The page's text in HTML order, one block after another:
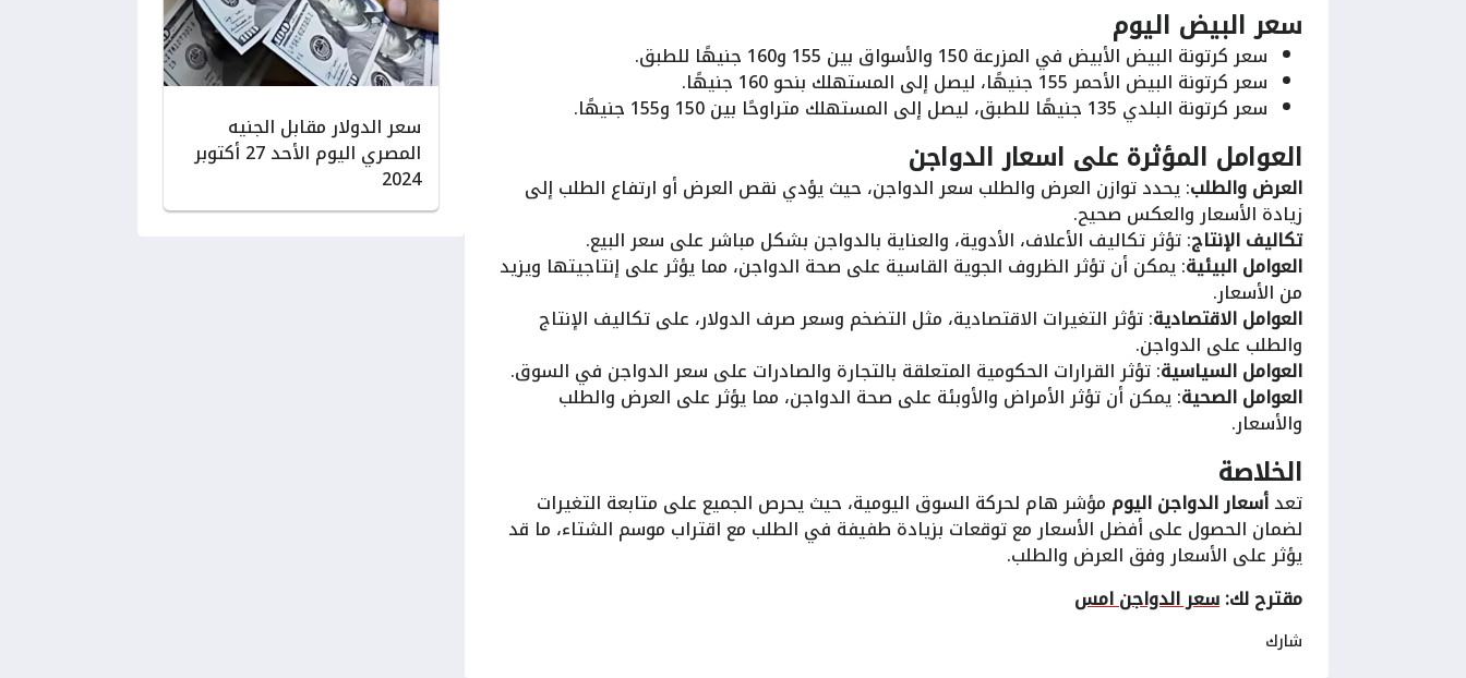
سعر الدولار مقابل الجنيه
المصري اليوم الأحد 27 أكتوبر
2024
سعر البيض اليوم
سعر كرتونة البيض الأبيض في المزرعة 150 والأسواق بين 155 و160 جنيهًا للطبق.
سعر كرتونة البيض الأحمر 155 جنيهًا، ليصل إلى المستهلك بنحو 160 جنيهًا.
سعر كرتونة البلدي 135 جنيهًا للطبق، ليصل إلى المستهلك متراوحًا بين 150 و155 جنيهًا.
العوامل المؤثرة على اسعار الدواجن
العرض والطلب: يحدد توازن العرض والطلب سعر الدواجن، حيث يؤدي نقص العرض أو ارتفاع الطلب إلى
زيادة الأسعار والعكس صحيح.
تكاليف الإنتاج: تؤثر تكاليف الأعلاف، الأدوية، والعناية بالدواجن بشكل مباشر على سعر البيع.
العوامل البيئية: يمكن أن تؤثر الظروف الجوية القاسية على صحة الدواجن، مما يؤثر على إنتاجيتها ويزيد
من الأسعار.
العوامل الاقتصادية: تؤثر التغيرات الاقتصادية، مثل التضخم وسعر صرف الدولار، على تكاليف الإنتاج
والطلب على الدواجن.
العوامل السياسية: تؤثر القرارات الحكومية المتعلقة بالتجارة والصادرات على سعر الدواجن في السوق.
العوامل الصحية: يمكن أن تؤثر الأمراض والأوبئة على صحة الدواجن، مما يؤثر على العرض والطلب
والأسعار.
الخلاصة
تعدأسعار الدواجن اليوم مؤشر هام لحركة السوق اليومية، حيث يحرص الجميع على متابعة التغيرات
لضمان الحصول على أفضل الأسعار مع توقعات بزيادة طفيفة في الطلب مع اقتراب موسم الشتاء، ما قد
يؤثر على الأسعار وفق العرض والطلب.
مقترح لك:سعر الدواجن امس
شارك